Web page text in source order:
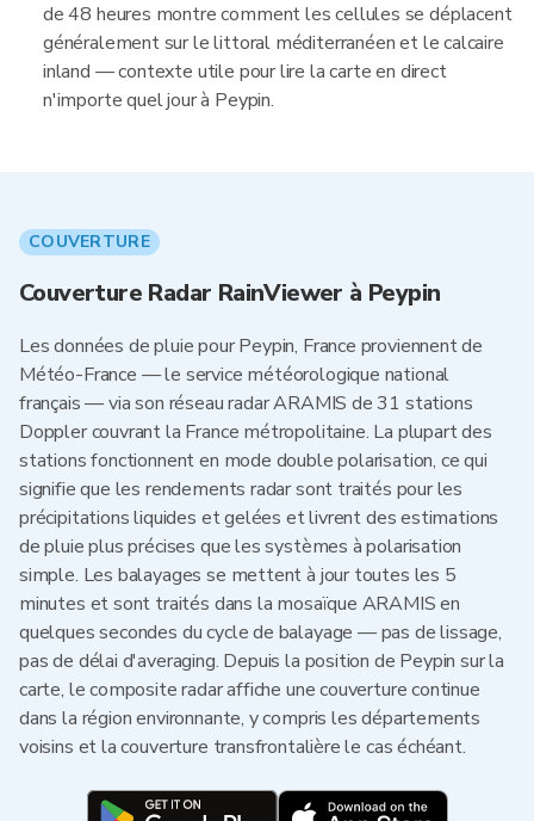
de 48 heures montre comment les cellules se déplacent
généralement sur le littoral méditerranéen et le calcaire
inland — contexte utile pour lire la carte en direct
n'importe quel jour à Peypin.
COUVERTURE
Couverture Radar RainViewer à Peypin
Les données de pluie pour Peypin, France proviennent de
Météo-France — le service météorologique national
français — via son réseau radar ARAMIS de 31 stations
Doppler couvrant la France métropolitaine. La plupart des
stations fonctionnent en mode double polarisation, ce qui
signifie que les rendements radar sont traités pour les
précipitations liquides et gelées et livrent des estimations
de pluie plus précises que les systèmes à polarisation
simple. Les balayages se mettent à jour toutes les 5
minutes et sont traités dans la mosaïque ARAMIS en
quelques secondes du cycle de balayage — pas de lissage,
pas de délai d'averaging. Depuis la position de Peypin sur la
carte, le composite radar affiche une couverture continue
dans la région environnante, y compris les départements
voisins et la couverture transfrontalière le cas échéant.